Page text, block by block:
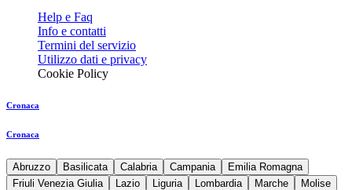
Help e Faq
Info e contatti
Termini del servizio
Utilizzo dati e privacy
Cookie Policy
Cronaca
Cronaca
Abruzzo Basilicata Calabria Campania
Emilia Romagna
Friuli Venezia Giulia
Lazio Liguria Lombardia Marche
Molise